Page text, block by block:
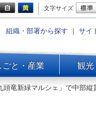
文字サイズ
組織・部署から探す ｜ サイ
ごと・産業 観光
頭竜新緑マルシェ」で中部